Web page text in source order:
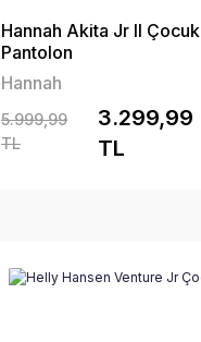
Hannah Akita Jr II Çocuk
Pantolon
Hannah
5.999,99
TL
3.299,99
TL